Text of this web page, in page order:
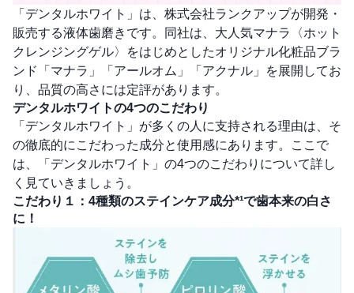
「デンタルホワイト」は、株式会社ランクアップが開発・
販売する液体歯磨きです。同社は、大人気マナラ〈ホット
クレンジングゲル〉をはじめとしたオリジナル化粧品ブラ
ンド「マナラ」「アールオム」「アクナル」を展開してお
り、品質の高さには定評があります。
デンタルホワイトの4つのこだわり
「デンタルホワイト」が多くの人に支持される理由は、そ
の徹底的にこだわった成分と使用感にあります。ここで
は、「デンタルホワイト」の4つのこだわりについて詳し
く見ていきましょう。
こだわり１：4種類のステインケア成分*¹で歯本来の白さ
に！